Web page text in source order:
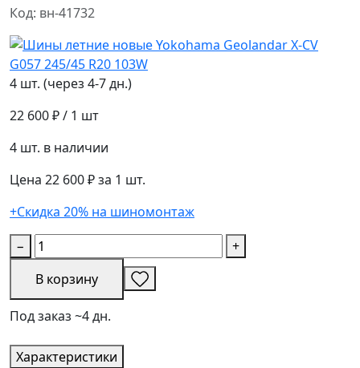
Код: вн-41732
4 шт. (через 4-7 дн.)
22 600 ₽/ 1 шт
4 шт. в наличии
Цена 22 600 ₽ за 1 шт.
+Скидка 20% на шиномонтаж
−
+
В корзину
Под заказ ~4 дн.
Характеристики